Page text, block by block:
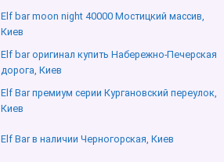
Elf bar moon night 40000 Мостицкий массив,
Киев
Elf bar оригинал купить Набережно-Печерская
дорога, Киев
Elf Bar премиум серии Кургановский переулок,
Киев
Elf Bar в наличии Черногорская, Киев